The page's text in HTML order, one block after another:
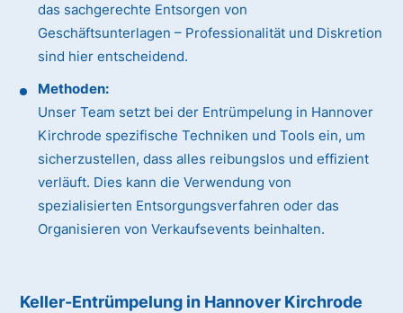
das sachgerechte Entsorgen von
Geschäftsunterlagen – Professionalität und Diskretion
sind hier entscheidend.
Methoden:
Unser Team setzt bei der Entrümpelung in Hannover
Kirchrode spezifische Techniken und Tools ein, um
sicherzustellen, dass alles reibungslos und effizient
verläuft. Dies kann die Verwendung von
spezialisierten Entsorgungsverfahren oder das
Organisieren von Verkaufsevents beinhalten.
Keller-Entrümpelung in Hannover Kirchrode